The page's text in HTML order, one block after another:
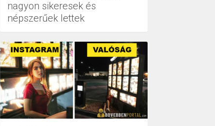
nagyon sikeresek és
népszerűek lettek